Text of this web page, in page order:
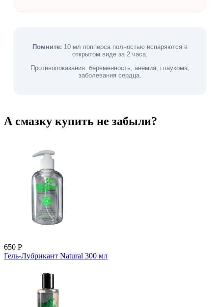
Помните: 10 мл попперса полностью испаряются в
открытом виде за 2 часа.
Противопоказания: беременность, анемия, глаукома,
заболевания сердца.
А смазку купить не забыли?
650 Р
Гель-Лубрикант Natural 300 мл